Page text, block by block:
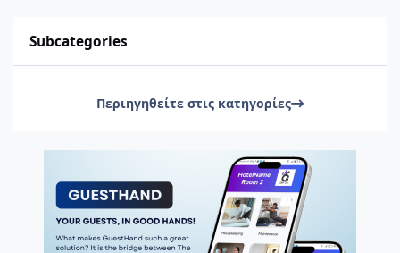
Subcategories
Περιηγηθείτε στις κατηγορίες